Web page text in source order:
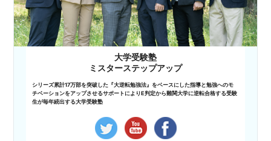
大学受験塾
ミスターステップアップ
シリーズ累計17万部を突破した『大逆転勉強法』をベースにした指導と勉強へのモ
チベーションをアップさせるサポートによりE判定から難関大学に逆転合格する受験
生が毎年続出する大学受験塾